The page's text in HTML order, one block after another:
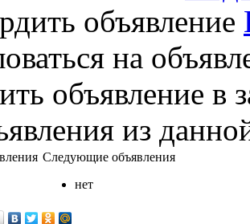
на
объявление в
из
Следующие объявления
нет